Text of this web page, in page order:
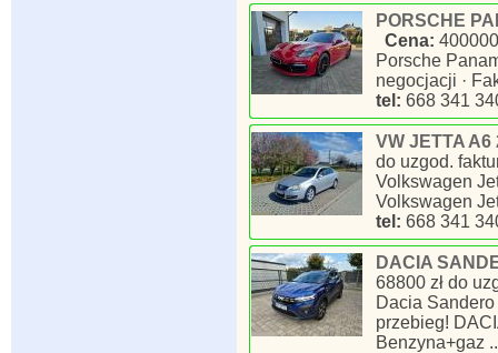
PORSCHE
Cena:
Porsche
negocjacji ·
tel: 668 341
VW JETTA A6
do uzgod.
Volkswagen
Volkswagen
tel: 668 341
DACIA
68800 zł do
Dacia
przebieg!
Benzyna+gaz